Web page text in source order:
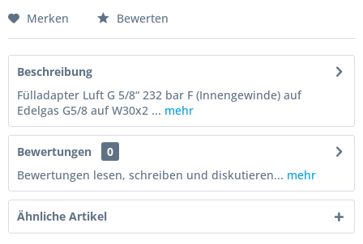
Merken Bewerten
Beschreibung
Fülladapter Luft G 5/8“ 232 bar F (Innengewinde) auf
Edelgas G5/8 auf W30x2 ... mehr
Bewertungen
0
Bewertungen lesen, schreiben und diskutieren... mehr
Ähnliche Artikel